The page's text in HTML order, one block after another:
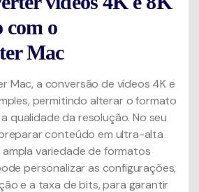
com o
Mac
Mac, a conversão de vídeos 4K e
permitindo alterar o formato
qualidade da resolução. No seu
conteúdo em ultra-alta
variedade de formatos
personalizar as configurações,
e a taxa de bits, para garantir